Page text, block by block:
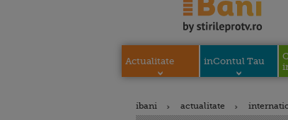
Actualitate inContul Tau
ibani actualitate